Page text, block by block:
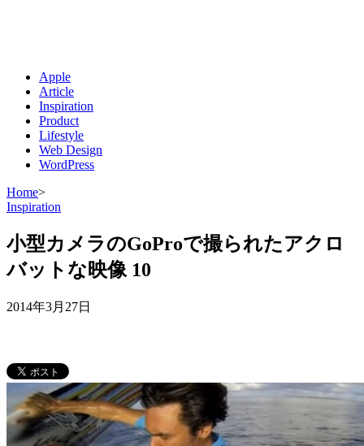
Apple
Article
Inspiration
Product
Lifestyle
Web Design
WordPress
Home>
Inspiration
小型カメラのGoProで撮られたアクロ
バットな映像 10
2014年3月27日